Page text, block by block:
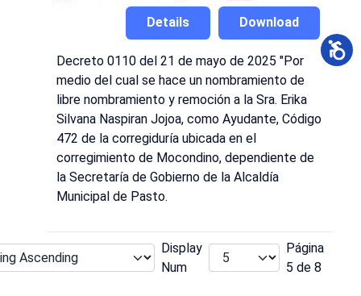
Download
Details
Decreto 0110 del 21 de mayo de 2025 "Por
medio del cual se hace un nombramiento de
libre nombramiento y remoción a la Sra. Erika
Silvana Naspiran Jojoa, como Ayudante, Código
472 de la corregiduría ubicada en el
corregimiento de Mocondino, dependiente de
la Secretaría de Gobierno de la Alcaldía
Municipal de Pasto.
Display
Num
Página
5 de 8